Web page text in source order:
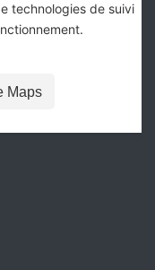
technologies de suivi
Maps